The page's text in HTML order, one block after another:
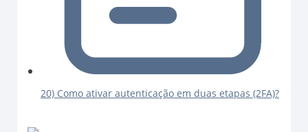
20) Como ativar autenticação em duas etapas (2FA)?